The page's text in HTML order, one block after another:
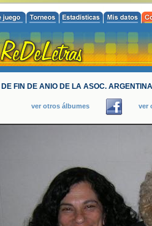
DE FIN DE ANIO DE LA ASOC.
ver otros álbumes ver